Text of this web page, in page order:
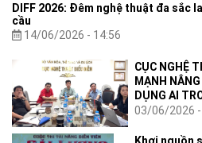
DIFF 2026: Đêm nghệ thuật đa sắc
cầu
14/06/2026 - 14:56
CỤC NGHỆ
MẠNH
DỤNG AI
03/06/2026 -